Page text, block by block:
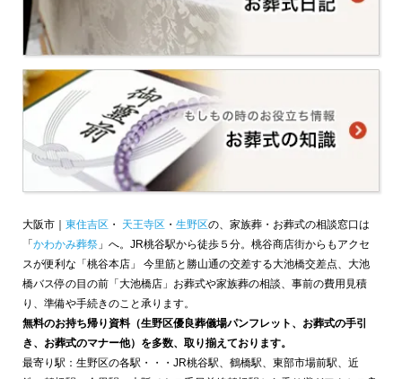
大阪市｜ 東住吉区 ・ 天王寺区 ・ 生野区の、家族葬・お葬式の相談窓口は
「かわかみ葬祭 」へ。JR桃谷駅から徒歩５分。桃谷商店街からもアクセ
スが便利な「桃谷本店」 今里筋と勝山通の交差する大池橋交差点、大池
橋バス停の目の前「大池橋店」お葬式や家族葬の相談、事前の費用見積
り、準備や手続きのこと承ります。
無料のお持ち帰り資料（生野区優良葬儀場パンフレット、お葬式の手引
き、お葬式のマナー他）を多数、取り揃えております。
最寄り駅：生野区の各駅・・・JR桃谷駅、鶴橋駅、東部市場前駅、近